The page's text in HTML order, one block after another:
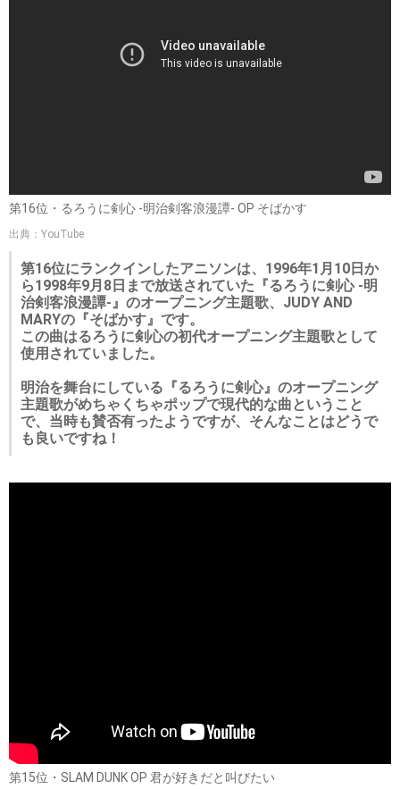
第16位・るろうに剣心 -明治剣客浪漫譚‐ OP そばかす
出典：YouTube
第16位にランクインしたアニソンは、1996年1月10日か
ら1998年9月8日まで放送されていた『るろうに剣心 -明
治剣客浪漫譚‐』のオープニング主題歌、JUDY AND
MARYの『そばかす』です。
この曲はるろうに剣心の初代オープニング主題歌として
使用されていました。
明治を舞台にしている『るろうに剣心』のオープニング
主題歌がめちゃくちゃポップで現代的な曲ということ
で、当時も賛否有ったようですが、そんなことはどうで
も良いですね！
第15位・SLAM DUNK OP 君が好きだと叫びたい